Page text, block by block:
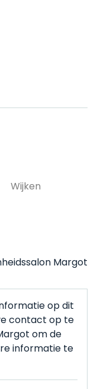
Wijken
Margot
op dit
contact op te
om de
informatie te